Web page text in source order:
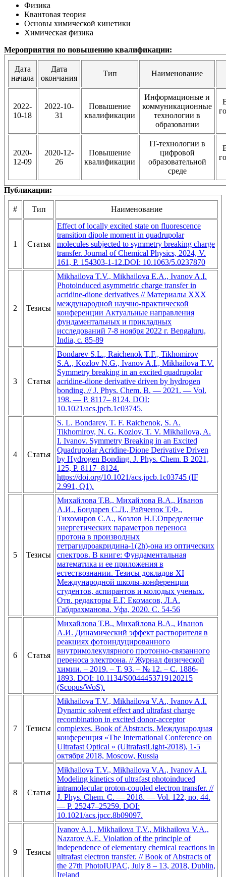
Физика
Квантовая теория
Основы химической кинетики
Химическая физика
Мероприятия по повышению квалификации:
Дата
начала
Дата
окончания
Тип Наименование
2022-
10-18
2022-10-
31
Повышение
квалификации
Информационые и
коммуникационные
технологии в
образовании
2020-
12-09
2020-12-
26
Повышение
квалификации
IT-технологии в
цифровой
образовательной
среде
Публикации:
# Тип Наименование
1 Статья
Effect of locally excited state on fluorescence
transition dipole moment in quadrupolar
molecules subjected to symmetry breaking charge
transfer. Journal of Chemical Physics, 2024, V.
161, P. 154303-1-12.DOI: 10.1063/5.0237870
2 Тезисы
Mikhailova T.V., Mikhailova E.A., Ivanov A.I.
Photoinduced asymmetric charge transfer in
acridine-dione derivatives // Материалы XXX
международной научно-практической
конференции Актуальные направления
фундаментальных и прикладных
исследований 7-8 ноября 2022 г. Bengaluru,
India, с. 85-89
3 Статья
Bondarev S.L., Raichenok T.F., Tikhomirov
S.A., Kozlov N.G., Ivanov A.I., Mikhailova T.V.
Symmetry breaking in an excited quadrupolar
acridine-dione derivative driven by hydrogen
bonding. // J. Phys. Chem. B. — 2021. — Vol.
198. — P. 8117– 8124. DOI:
10.1021/acs.jpcb.1c03745.
4 Статья
S. L. Bondarev, T. F. Raichenok, S. A.
Tikhomirov, N. G. Kozlov, T. V. Mikhailova, A.
I. Ivanov. Symmetry Breaking in an Excited
Quadrupolar Acridine-Dione Derivative Driven
by Hydrogen Bonding. J. Phys. Chem. B 2021,
125, P. 8117−8124.
https://doi.org/10.1021/acs.jpcb.1c03745 (IF
2.991, Q1).
5 Тезисы
Михайлова Т.В., Михайлова В.А., Иванов
А.И., Бондарев С.Л., Райченок Т.Ф.,
Тихомиров С.А., Козлов Н.Г.Определение
энергетических параметров переноса
протона в производных
тетрагидроакридина-1(2h)-она из оптических
спектров. В книге: Фундаментальная
математика и ее приложения в
естествознании. Тезисы докладов XI
Международной школы-конференции
студентов, аспирантов и молодых ученых.
Отв. редакторы Е.Г. Екомасов, Л.А.
Габдрахманова. Уфа, 2020. С. 54-56
6 Статья
Михайлова Т.В., Михайлова В.А., Иванов
А.И. Динамический эффект растворителя в
реакциях фотоиндуцированного
внутримолекулярного протонно-связанного
переноса электрона. // Журнал физической
химии. – 2019. – Т. 93. – № 12. – С. 1886-
1893. DOI: 10.1134/S0044453719120215
(Scopus/WoS).
7 Тезисы
Mikhailova T.V., Mikhailova V.A., Ivanov A.I.
Dynamic solvent effect and ultrafast charge
recombination in excited donor-acceptor
complexes. Book of Abstracts. Международная
конференция «The International Conference on
Ultrafast Optical » (UltrafastLight-2018), 1-5
октября 2018, Moscow, Russia
8 Статья
Mikhailova T.V., Mikhailova V.A., Ivanov A.I.
Modeling kinetics of ultrafast photoinduced
intramolecular proton-coupled electron transfer. //
J. Phys. Chem. C. — 2018. — Vol. 122, no. 44.
— P. 25247–25259. DOI:
10.1021/acs.jpcc.8b09097.
9 Тезисы
Ivanov A.I., Mikhailova T.V., Mikhailova V.A.,
Nazarov A.E. Violation of the principle of
independence of elementary chemical reactions in
ultrafast electron transfer. // Book of Abstracts of
the 27th PhotoIUPAC, July 8 – 13, 2018, Dublin,
Ireland